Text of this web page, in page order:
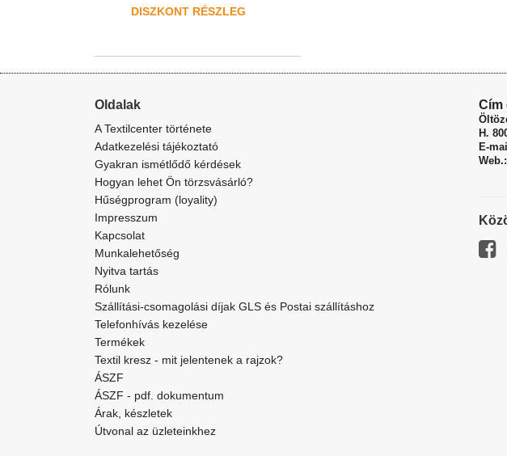
DISZKONT RÉSZLEG
Oldalak
A Textilcenter története
Adatkezelési tájékoztató
Gyakran ismétlődő kérdések
Hogyan lehet Ön törzsvásárló?
Hűségprogram (loyality)
Impresszum
Kapcsolat
Munkalehetőség
Nyitva tartás
Rólunk
Szállítási-csomagolási díjak GLS és Postai szállításhoz
Telefonhívás kezelése
Termékek
Textil kresz - mit jelentenek a rajzok?
ÁSZF
ÁSZF - pdf. dokumentum
Árak, készletek
Útvonal az üzleteinkhez
Cím
H.
E-
Web.: